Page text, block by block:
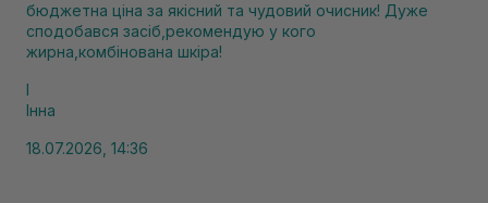
бюджетна ціна за якісний та чудовий очисник! Дуже
сподобався засіб,рекомендую у кого
жирна,комбінована шкіра!
І
Інна
18.07.2026, 14:36